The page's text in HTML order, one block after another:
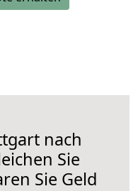
nach
Sie
Sie Geld